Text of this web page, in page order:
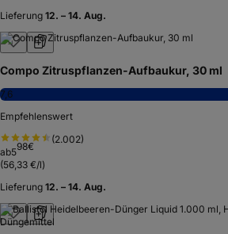
Lieferung 12. – 14. Aug.
Compo Zitruspflanzen-Aufbaukur, 30 ml
7,6
Empfehlenswert
(2.002)
ab598€
(56,33 €/l)
Lieferung 12. – 14. Aug.